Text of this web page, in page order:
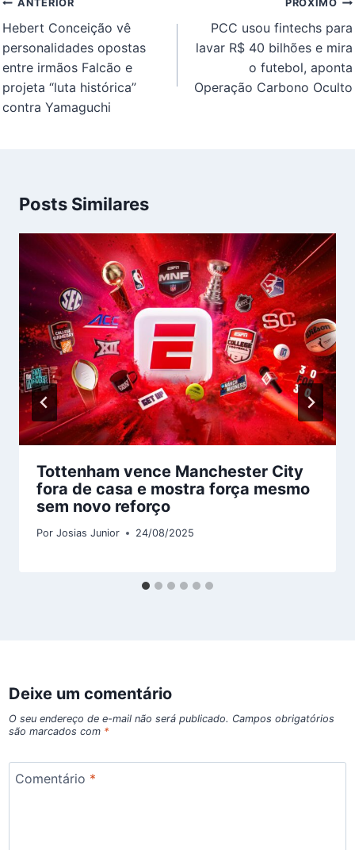
de
Post
ANTERIOR
Hebert Conceição vê
personalidades opostas
entre irmãos Falcão e
projeta “luta histórica”
contra Yamaguchi
PRÓXIMO
PCC usou fintechs para
lavar R$ 40 bilhões e mira
o futebol, aponta
Operação Carbono Oculto
Posts Similares
Tottenham vence Manchester City
fora de casa e mostra força mesmo
sem novo reforço
Por Josias Junior 24/08/2025
Deixe um comentário
O seu endereço de e-mail não será publicado. Campos obrigatórios
são marcados com *
Comentário *